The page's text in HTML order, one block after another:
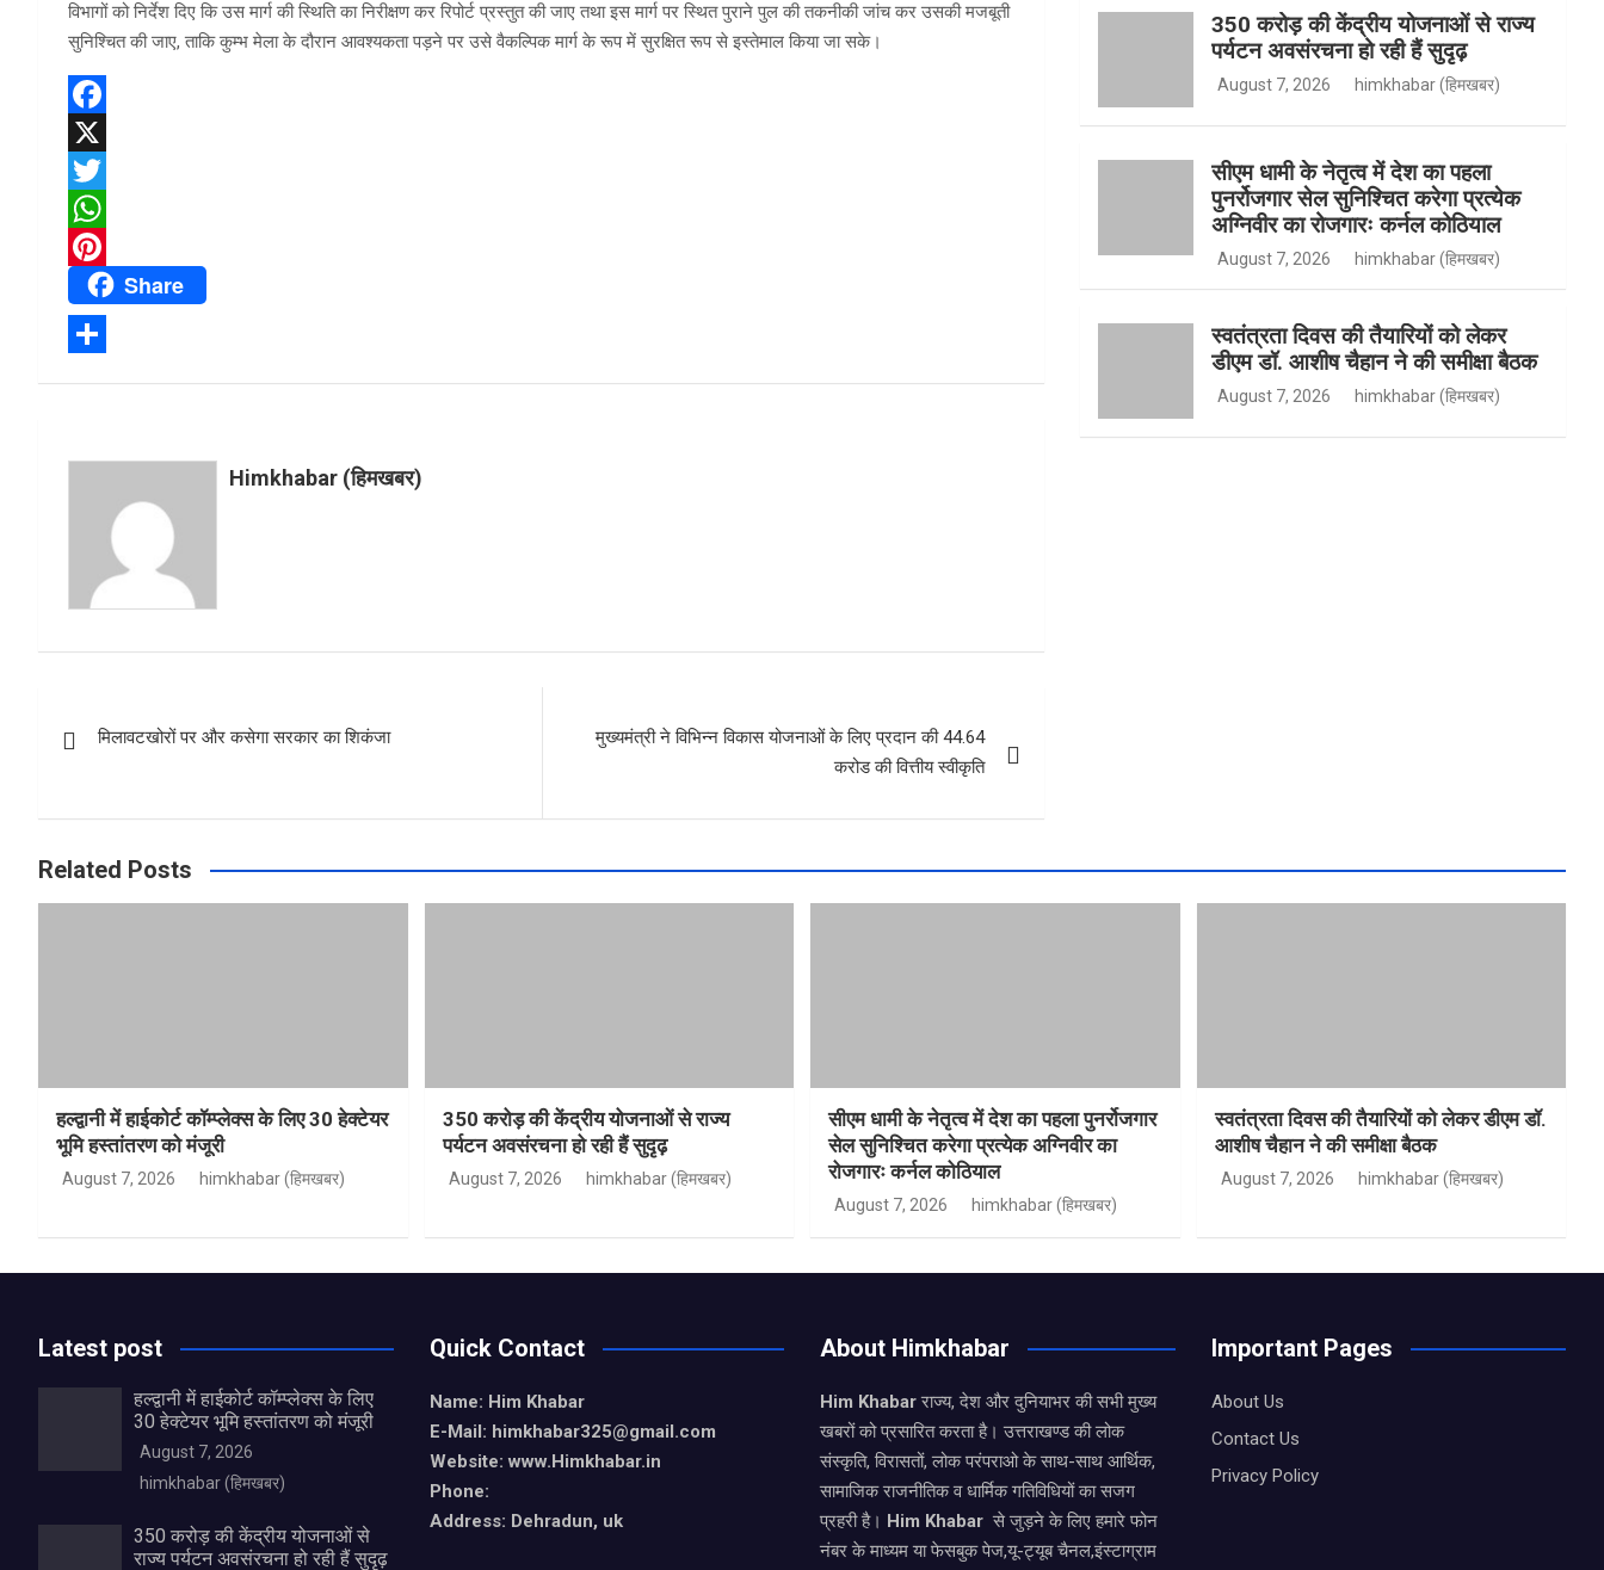
विभागों को निर्देश दिए कि उस मार्ग की स्थिति का निरीक्षण कर रिपोर्ट प्रस्तुत की जाए तथा इस मार्ग पर स्थित पुराने पुल की तकनीकी जांच कर उसकी मजबूती
सुनिश्चित की जाए, ताकि कुम्भ मेला के दौरान आवश्यकता पड़ने पर उसे वैकल्पिक मार्ग के रूप में सुरक्षित रूप से इस्तेमाल किया जा सके।
F
a
c
e
X
T
w
W
Share
Himkhabar (हिमखबर)
navigation
मिलावटखोरों पर और कसेगा सरकार का शिकंजा
मुख्यमंत्री ने विभिन्न विकास योजनाओं के लिए प्रदान की 44.64
करोड की वित्तीय स्वीकृति
350 करोड़ की केंद्रीय योजनाओं से राज्य
पर्यटन अवसंरचना हो रही हैं सुदृढ़
August 7, 2026 himkhabar (हिमखबर)
सीएम धामी के नेतृत्व में देश का पहला
पुनर्रोजगार सेल सुनिश्चित करेगा प्रत्येक
अग्निवीर का रोजगारः कर्नल कोठियाल
August 7, 2026 himkhabar (हिमखबर)
स्वतंत्रता दिवस की तैयारियों को लेकर
डीएम डॉ. आशीष चैहान ने की समीक्षा बैठक
August 7, 2026 himkhabar (हिमखबर)
Related Posts
हल्द्वानी में हाईकोर्ट कॉम्प्लेक्स के लिए 30 हेक्टेयर
भूमि हस्तांतरण को मंजूरी
August 7, 2026 himkhabar (हिमखबर)
350 करोड़ की केंद्रीय योजनाओं से राज्य
पर्यटन अवसंरचना हो रही हैं सुदृढ़
August 7, 2026 himkhabar (हिमखबर)
सीएम धामी के नेतृत्व में देश का पहला पुनर्रोजगार
सेल सुनिश्चित करेगा प्रत्येक अग्निवीर का
रोजगारः कर्नल कोठियाल
August 7, 2026 himkhabar (हिमखबर)
स्वतंत्रता दिवस की तैयारियों को लेकर डीएम डॉ.
आशीष चैहान ने की समीक्षा बैठक
August 7, 2026 himkhabar (हिमखबर)
Latest post
हल्द्वानी में हाईकोर्ट कॉम्प्लेक्स के लिए
30 हेक्टेयर भूमि हस्तांतरण को मंजूरी
August 7, 2026
himkhabar (हिमखबर)
350 करोड़ की केंद्रीय योजनाओं से
राज्य पर्यटन अवसंरचना हो रही हैं सुदृढ़
Quick Contact
Name: Him Khabar
E-Mail: himkhabar325@gmail.com
Website: www.Himkhabar.in
Phone:
Address: Dehradun, uk
About Himkhabar
Him Khabarराज्य, देश और दुनियाभर की सभी मुख्य
खबरों को प्रसारित करता है। उत्तराखण्ड की लोक
संस्कृति, विरासतों, लोक परंपराओ के साथ-साथ आर्थिक,
सामाजिक राजनीतिक व धार्मिक गतिविधियों का सजग
प्रहरी है। Him Khabar से जुड़ने के लिए हमारे फोन
नंबर के माध्यम या फेसबुक पेज,यू-ट्यूब चैनल,इंस्टाग्राम
Important Pages
About Us
Contact Us
Privacy Policy